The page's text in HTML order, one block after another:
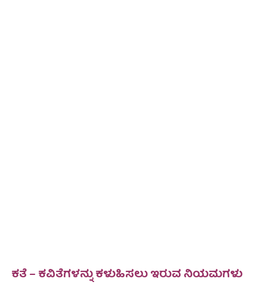
ಕತೆ – ಕವಿತೆಗಳನ್ನು ಕಳುಹಿಸಲು ಇರುವ ನಿಯಮಗಳು